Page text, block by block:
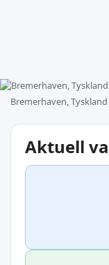
Bremerhaven,
Aktuell